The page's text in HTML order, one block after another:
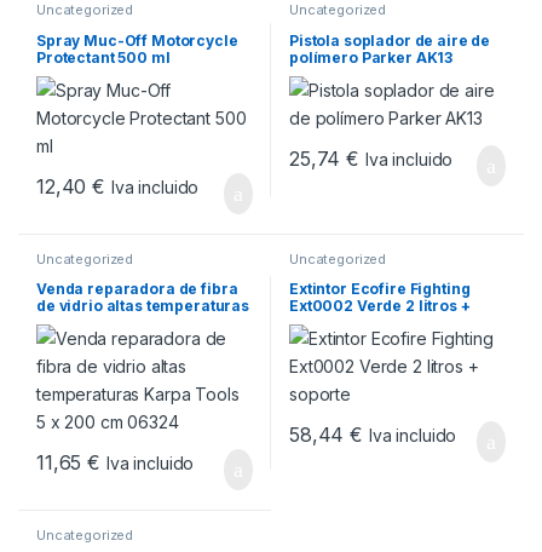
Uncategorized
Spray Muc-Off Motorcycle
Protectant 500 ml
12,40€ Iva incluido
Uncategorized
Pistola soplador de aire de
polímero Parker AK13
25,74€ Iva incluido
Uncategorized
Venda reparadora de fibra
de vidrio altas temperaturas
Karpa Tools 5 x 200 cm
06324
11,65€ Iva incluido
Uncategorized
Extintor Ecofire Fighting
Ext0002 Verde 2 litros +
soporte
58,44€ Iva incluido
Uncategorized